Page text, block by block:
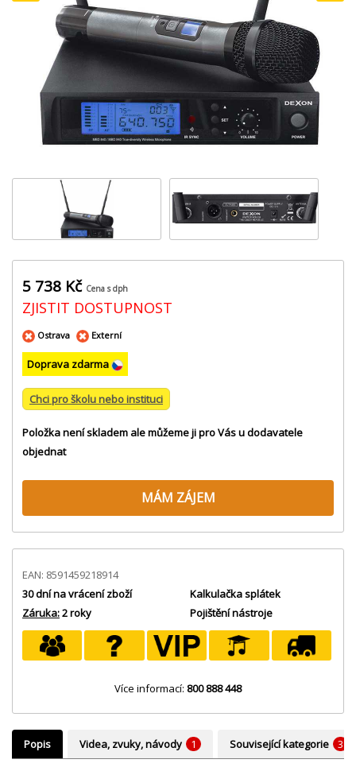
5 738 Kč Cena s dph
ZJISTIT DOSTUPNOST
Ostrava Externí
Doprava zdarma
Chci pro školu nebo instituci
Položka není skladem ale můžeme ji pro Vás u dodavatele
objednat
MÁM ZÁJEM
EAN: 8591459218914
30 dní na vrácení zboží
Záruka:2 roky
Kalkulačka splátek
Pojištění nástroje
Více informací: 800 888 448
Popis Videa, zvuky, návody 1 Související kategorie 3